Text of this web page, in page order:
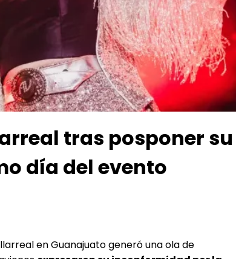
tras posponer
día del evento
en Guanajuato generó una ola de